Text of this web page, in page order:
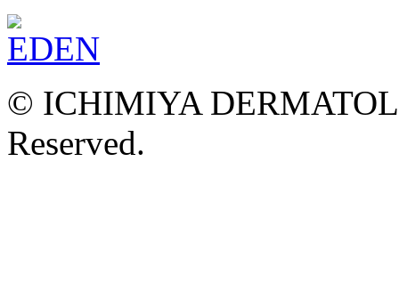
© ICHIMIYA
Reserved.